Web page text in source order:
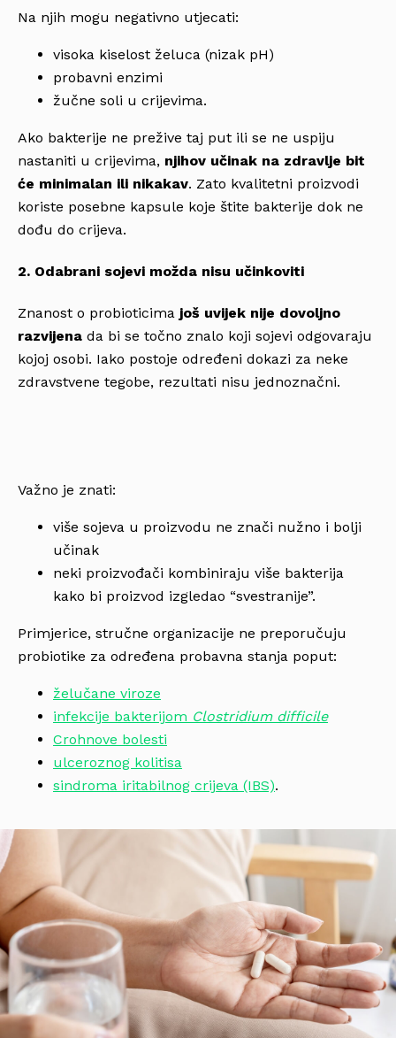
Na njih mogu negativno utjecati:
visoka kiselost želuca (nizak pH)
probavni enzimi
žučne soli u crijevima.
Ako bakterije ne prežive taj put ili se ne uspiju
nastaniti u crijevima, njihov učinak na zdravlje bit
će minimalan ili nikakav. Zato kvalitetni proizvodi
koriste posebne kapsule koje štite bakterije dok ne
dođu do crijeva.
2. Odabrani sojevi možda nisu učinkoviti
Znanost o probioticima još uvijek nije dovoljno
razvijena da bi se točno znalo koji sojevi odgovaraju
kojoj osobi. Iako postoje određeni dokazi za neke
zdravstvene tegobe, rezultati nisu jednoznačni.
Važno je znati:
više sojeva u proizvodu ne znači nužno i bolji
učinak
neki proizvođači kombiniraju više bakterija
kako bi proizvod izgledao “svestranije”.
Primjerice, stručne organizacije ne preporučuju
probiotike za određena probavna stanja poput:
želučane viroze
infekcije bakterijom Clostridium difficile
Crohnove bolesti
ulceroznog kolitisa
sindroma iritabilnog crijeva (IBS).